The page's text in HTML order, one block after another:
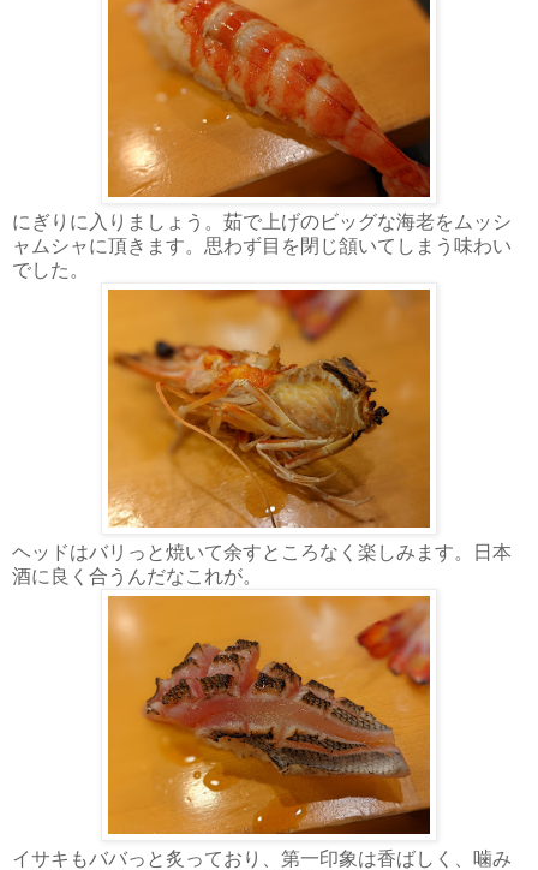
にぎりに入りましょう。茹で上げのビッグな海老をムッシ
ャムシャに頂きます。思わず目を閉じ頷いてしまう味わい
でした。
ヘッドはバリっと焼いて余すところなく楽しみます。日本
酒に良く合うんだなこれが。
イサキもババっと炙っており、第一印象は香ばしく、噛み